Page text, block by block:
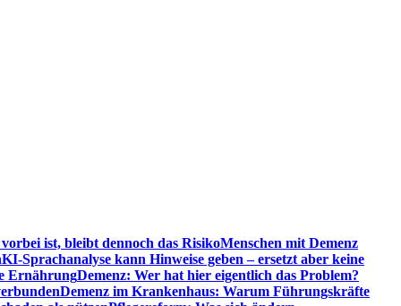
ist, bleibt dennoch das RisikoMenschen mit Demenz
KI-Sprachanalyse kann Hinweise geben – ersetzt aber keine
ErnährungDemenz: Wer hat hier eigentlich das Problem?
Demenz im Krankenhaus: Warum Führungskräfte